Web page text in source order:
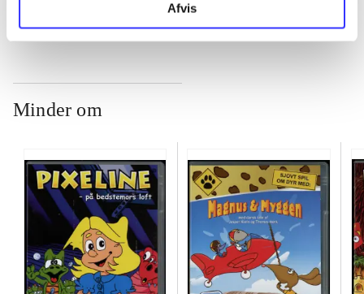
Afvis
Minder om